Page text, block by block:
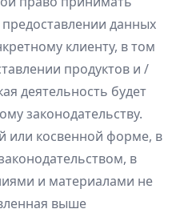
данных
клиенту, в том
продуктов и /
деятельность будет
законодательству.
или косвенной форме, в
в
и материалами не
выше